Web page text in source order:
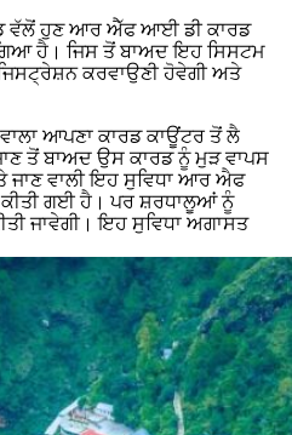
ਵੱਲੋਂ ਹੁਣ ਆਰ ਐੱਫ ਆਈ ਡੀ ਕਾਰਡ
ਹੈ। ਜਿਸ ਤੋਂ ਬਾਅਦ ਇਹ ਸਿਸਟਮ
ਕਰਵਾਉਣੀ ਹੋਵੇਗੀ ਅਤੇ
ਆਪਣਾ ਕਾਰਡ ਕਾਊਂਟਰ ਤੋਂ ਲੈ
ਤੋਂ ਬਾਅਦ ਉਸ ਕਾਰਡ ਨੂੰ ਮੁੜ ਵਾਪਸ
ਜਾਣ ਵਾਲੀ ਇਹ ਸੁਵਿਧਾ ਆਰ ਐਫ
ਗਈ ਹੈ। ਪਰ ਸ਼ਰਧਾਲੂਆਂ ਨੂੰ
ਜਾਵੇਗੀ। ਇਹ ਸੁਵਿਧਾ ਅਗਾਸਤ